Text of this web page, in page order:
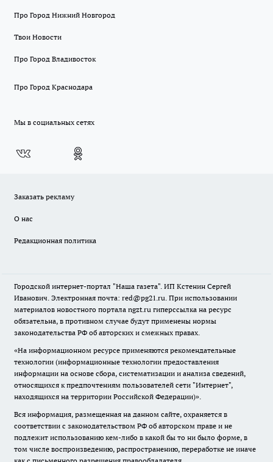
Про Город Нижний Новгород
Твои Новости
Про Город Владивосток
Про Город Краснодара
Мы в социальных сетях
Заказать рекламу
О нас
Редакционная политика
Городской интернет-портал "Наша газета". ИП Кстенин Сергей
Иванович. Электронная почта: red@pg21.ru. При использовании
материалов новостного портала ngzt.ru гиперссылка на ресурс
обязательна, в противном случае будут применены нормы
законодательства РФ об авторских и смежных правах.
«На информационном ресурсе применяются рекомендательные
технологии (информационные технологии предоставления
информации на основе сбора, систематизации и анализа сведений,
относящихся к предпочтениям пользователей сети "Интернет",
находящихся на территории Российской Федерации)».
Вся информация, размещенная на данном сайте, охраняется в
соответствии с законодательством РФ об авторском праве и не
подлежит использованию кем-либо в какой бы то ни было форме, в
том числе воспроизведению, распространению, переработке не иначе